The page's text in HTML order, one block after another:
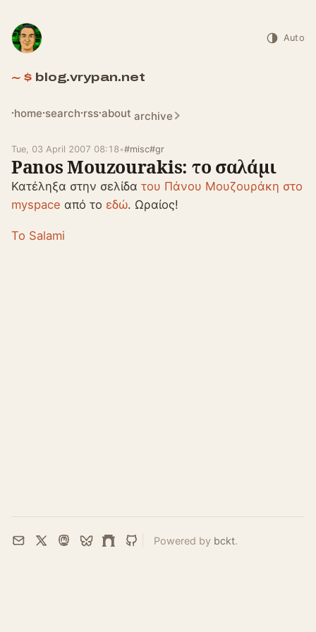
blog.vrypan.net
home search rss about archive
Auto
Tue, 03 April 2007 08:18•#misc#gr
Panos Mouzourakis: το σαλάμι
Κατέληξα στην σελίδα του Πάνου Μουζουράκη στο
myspace από το εδώ. Ωραίος!
To Salami
Email
X Mastodon
BlueskyFarcaster
GitHub
Powered by bckt.